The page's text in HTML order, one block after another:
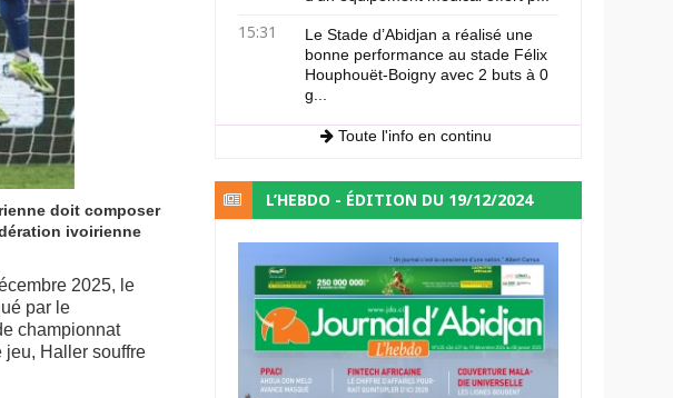
doit composer
ivoirienne
2025, le
par le
championnat
jeu, Haller souffre
15:31
Le Stade d’Abidjan a réalisé une
bonne performance au stade Félix
Houphouët-Boigny avec 2 buts à 0
g...
Toute l'info en continu
L’HEBDO - ÉDITION DU 19/12/2024